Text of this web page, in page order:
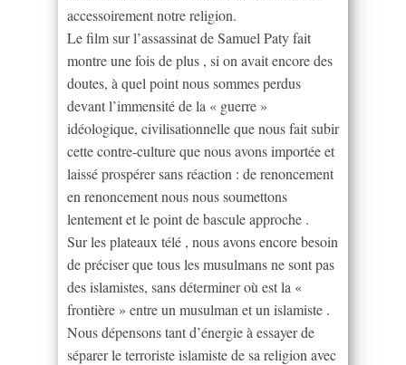
accessoirement notre religion.
Le film sur l’assassinat de Samuel Paty fait
montre une fois de plus , si on avait encore des
doutes, à quel point nous sommes perdus
devant l’immensité de la « guerre »
idéologique, civilisationnelle que nous fait subir
cette contre-culture que nous avons importée et
laissé prospérer sans réaction : de renoncement
en renoncement nous nous soumettons
lentement et le point de bascule approche .
Sur les plateaux télé , nous avons encore besoin
de préciser que tous les musulmans ne sont pas
des islamistes, sans déterminer où est la «
frontière » entre un musulman et un islamiste .
Nous dépensons tant d’énergie à essayer de
séparer le terroriste islamiste de sa religion avec